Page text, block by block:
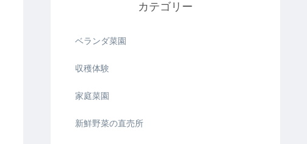
カテゴリー
ベランダ菜園
収穫体験
家庭菜園
新鮮野菜の直売所